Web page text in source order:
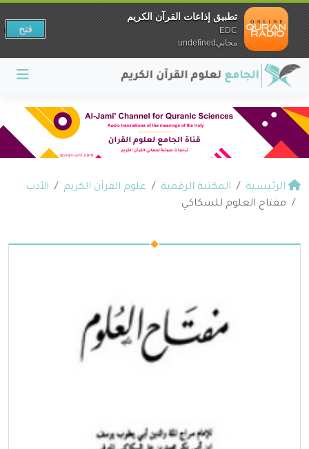
الرئيسية المكتبة الرقمية علوم القرآن الكريم
الأدب
مفتاح العلوم للسكاكي
تطبيق إذاعات القرآن الكريم
EDC
مجانيundefined
فتح